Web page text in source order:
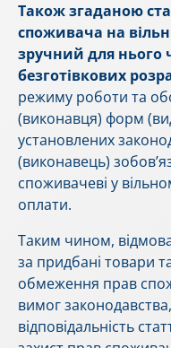
Також згаданою
споживача на
зручний для нього
безготівкових
режиму роботи та
(виконавця) форм
установлених
(виконавець)
споживачеві у
оплати.
Таким чином,
за придбані товари
обмеження прав
вимог
відповідальність